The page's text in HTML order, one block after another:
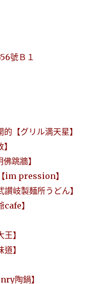
號Ｂ１
【グリル満天星】
跳牆】
im pression】
岐製麺所うどん】
】
】
】
陶鍋】